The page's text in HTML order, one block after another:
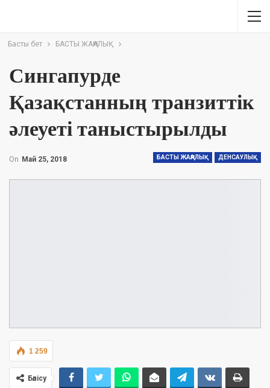
Басты бет БАСТЫ ЖАҢАЛЫҚ
Сингапурде
Қазақстанның транзиттік
әлеуеті таныстырылды
БАСТЫ ЖАҢАЛЫҚ ДЕНСАУЛЫҚ
On Май 25, 2018
1 259
Бөлісу